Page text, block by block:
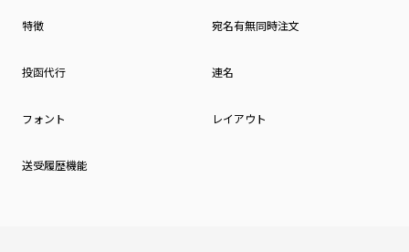
特徴 宛名有無同時注文
投函代行 連名
フォント レイアウト
送受履歴機能